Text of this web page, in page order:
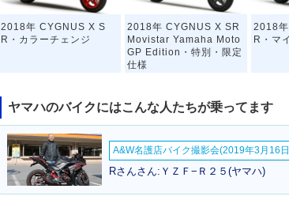
2018年 CYGNUS X S
R・カラーチェンジ
2018年 CYGNUS X SR
Movistar Yamaha Moto
GP Edition・特別・限定
仕様
2018
R・マ
2014年 CYGNUS X S
2013年 CYGNUS X S
2012
ヤマハのバイクにはこんな人たちが乗ってます
A&W名護店バイク撮影会(2019年3月16
Rさんさん:ＹＺＦ−Ｒ２５(ヤマハ)